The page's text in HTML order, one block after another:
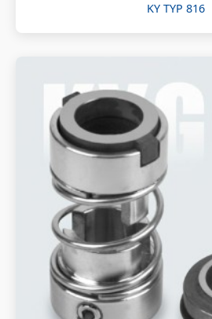
KY TYP 816